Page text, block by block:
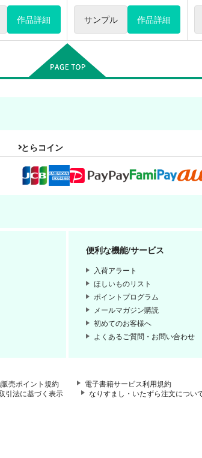
作品詳細 サンプル 作品詳細
とらコイン
便利な機能/サービス
入荷アラート
ほしいものリスト
ポイントプログラム
メールマガジン購読
初めてのお客様へ
よくあるご質問・お問い合わせ
売ポイント規約
電子書籍サービス利用規約
引法に基づく表示 なりすまし・いたずら注文につい